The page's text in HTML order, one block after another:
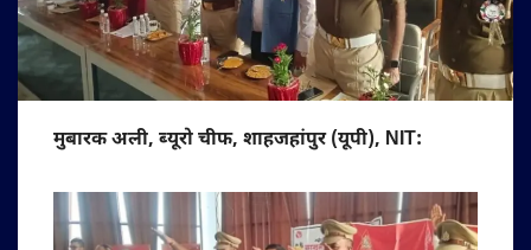
मुबारक अली, ब्यूरो चीफ, शाहजहांपुर (यूपी), NIT: